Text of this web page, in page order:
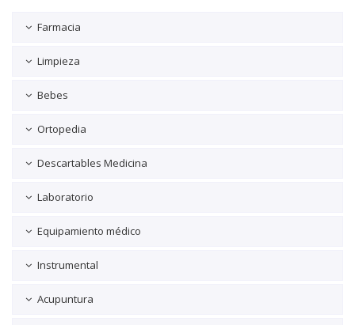
Farmacia
Limpieza
Bebes
Ortopedia
Descartables Medicina
Laboratorio
Equipamiento médico
Instrumental
Acupuntura